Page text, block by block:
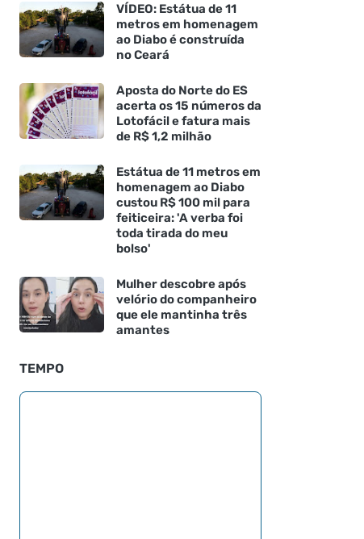
VÍDEO: Estátua de 11
metros em homenagem
ao Diabo é construída
no Ceará
Aposta do Norte do ES
acerta os 15 números da
Lotofácil e fatura mais
de R$ 1,2 milhão
Estátua de 11 metros em
homenagem ao Diabo
custou R$ 100 mil para
feiticeira: 'A verba foi
toda tirada do meu
bolso'
Mulher descobre após
velório do companheiro
que ele mantinha três
amantes
TEMPO